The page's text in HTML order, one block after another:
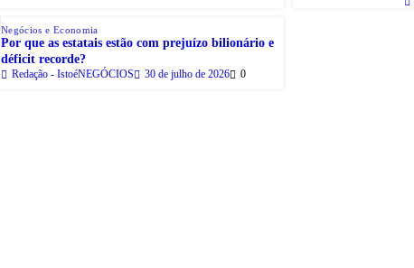
Negócios e Economia
Por que as estatais estão com prejuízo bilionário e
déficit recorde?
Redação - IstoéNEGÓCIOS 30 de julho de 2026 0